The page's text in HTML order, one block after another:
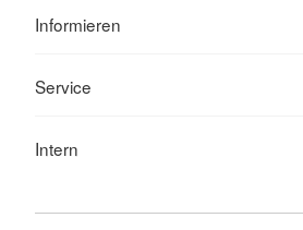
Informieren
Service
Intern